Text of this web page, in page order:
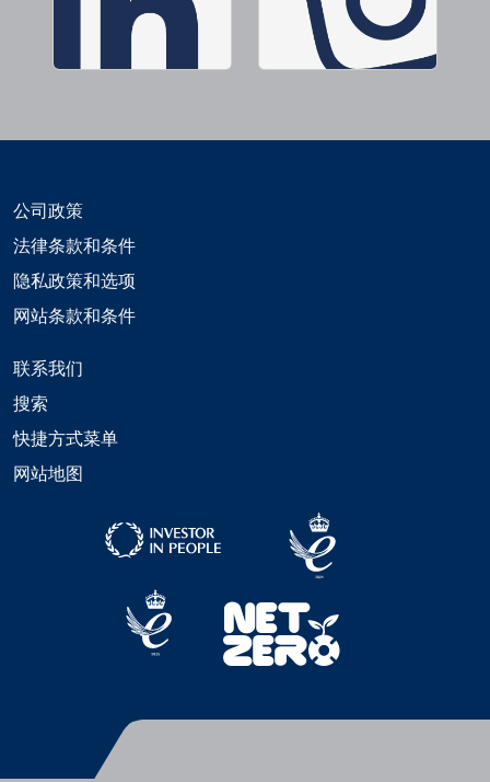
公司政策
法律条款和条件
隐私政策和选项
网站条款和条件
联系我们
搜索
快捷方式菜单
网站地图